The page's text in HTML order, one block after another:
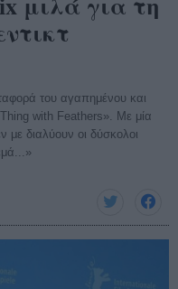
του αγαπημένου και
with Feathers». Με μία
με διαλύουν οι δύσκολοι